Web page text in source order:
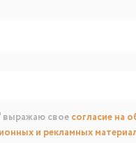
выражаю свое согласие на
и рекламных